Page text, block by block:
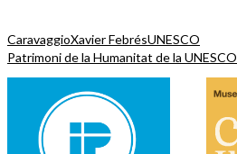
CaravaggioXavier FebrésUNESCO
Patrimoni de la Humanitat de la UNESCO